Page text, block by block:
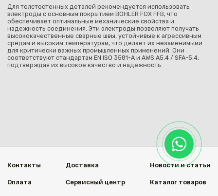
Для толстостенных деталей рекомендуется использовать
электроды с основным покрытием BÖHLER FOX FFB, что
обеспечивает оптимальные механические свойства и
надежность соединения. Эти электроды позволяют получать
высококачественные сварные швы, устойчивые к агрессивным
средам и высоким температурам, что делает их незаменимыми
для критически важных промышленных применений. Они
соответствуют стандартам EN ISO 3581-A и AWS A5.4 / SFA-5.4,
подтверждая их высокое качество и надежность.
Контакты
Оплата
Доставка
Сервисный центр
Новости и статьи
Каталог товаров